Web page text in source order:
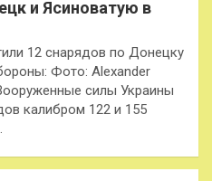
и Ясиноватую в
12 снарядов по Донецку
Фото: Alexander
силы Украины
калибром 122 и 155